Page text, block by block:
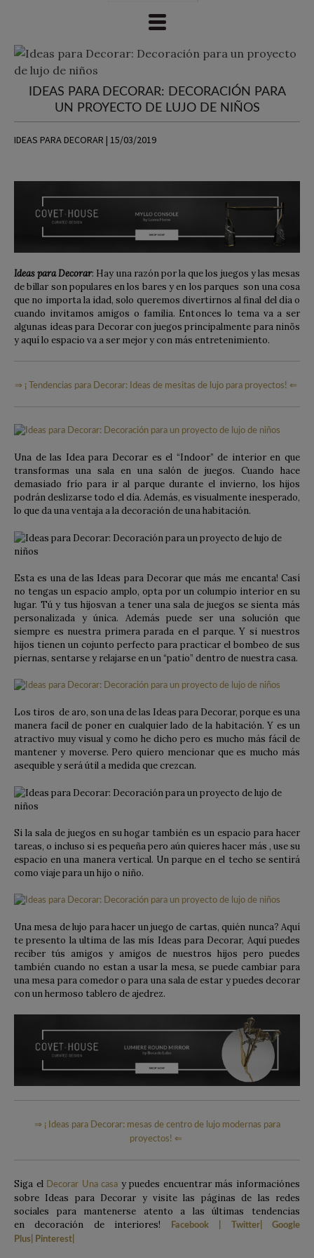
IDEAS PARA DECORAR: DECORACIÓN PARA
UN PROYECTO DE LUJO DE NIÑOS
IDEAS PARA DECORAR | 15/03/2019
Ideas para Decorar: Hay una razón por la que los juegos y las mesas
de billar son populares en los bares y en los parques son una cosa
que no importa la idad, solo queremos divertirnos al final del día o
cuando invitamos amigos o familia. Entonces lo tema va a ser
algunas ideas para Decorar con juegos principalmente para ninõs
y aquí lo espacio va a ser mejor y con más entretenimiento.
⇒ ¡ Tendencias para Decorar: Ideas de mesitas de lujo para proyectos! ⇐
Una de las Idea para Decorar es el “Indoor” de interior en que
transformas una sala en una salón de juegos. Cuando hace
demasiado frío para ir al parque durante el invierno, los hijos
podrán deslizarse todo el día. Además, es visualmente inesperado,
lo que da una ventaja a la decoración de una habitación.
Esta es una de las Ideas para Decorar que más me encanta! Casí
no tengas un espacio amplo, opta por un columpio interior en su
lugar. Tú y tus hijosvan a tener una sala de juegos se sienta más
personalizada y única. Además puede ser una solución que
siempre es nuestra primera parada en el parque. Y si nuestros
hijos tienen un cojunto perfecto para practicar el bombeo de sus
piernas, sentarse y relajarse en un “patio” dentro de nuestra casa.
Los tiros de aro, son una de las Ideas para Decorar, porque es una
manera facil de poner en cualquier lado de la habitación. Y es un
atractivo muy visual y como he dicho pero es mucho más fácil de
mantener y moverse. Pero quiero mencionar que es mucho más
asequible y será útil a medida que crezcan.
Si la sala de juegos en su hogar también es un espacio para hacer
tareas, o incluso si es pequeña pero aún quieres hacer más , use su
espacio en una manera vertical. Un parque en el techo se sentirá
como viaje para un hijo o niño.
Una mesa de lujo para hacer un juego de cartas, quién nunca? Aquí
te presento la ultima de las mís Ideas para Decorar, Aquí puedes
reciber tús amigos y amigos de nuestros hijos pero puedes
también cuando no estan a usar la mesa, se puede cambiar para
una mesa para comedor o para una sala de estar y puedes decorar
con un hermoso tablero de ajedrez.
⇒ ¡ Ideas para Decorar: mesas de centro de lujo modernas para
proyectos! ⇐
Siga el Decorar Una casa y puedes encuentrar más informaciónes
sobre Ideas para Decorar y visite las páginas de las redes
sociales para mantenerse atento a las últimas tendencias
en decoración de interiores!
Facebook| Twitter|
Google
Plus
Pinterest